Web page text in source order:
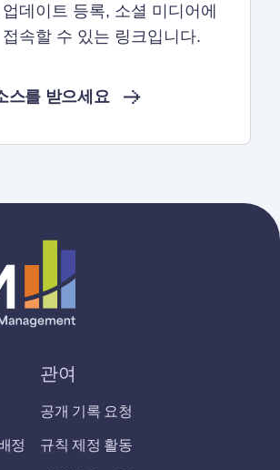
데이트 등록, 소셜 미디어에
속할 수 있는 링크입니다.
스를 받으세요
정
관여
공개 기록 요청
규칙 제정 활동